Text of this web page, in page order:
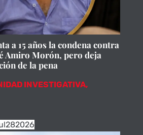
a 15 años la condena contra
Amiro Morón, pero deja
de la pena
INVESTIGATIVA,
282026